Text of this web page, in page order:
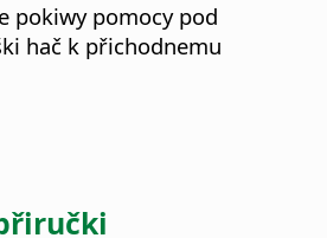
pokiwy pomocy pod
hač k přichodnemu